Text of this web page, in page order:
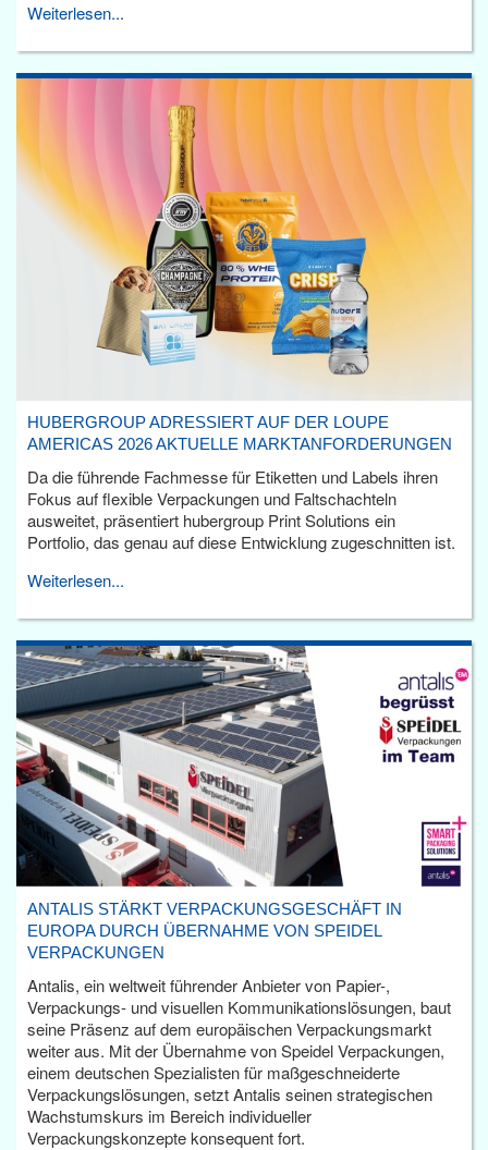
Weiterlesen...
HUBERGROUP ADRESSIERT AUF DER LOUPE
AMERICAS 2026 AKTUELLE MARKTANFORDERUNGEN
Da die führende Fachmesse für Etiketten und Labels ihren
Fokus auf flexible Verpackungen und Faltschachteln
ausweitet, präsentiert hubergroup Print Solutions ein
Portfolio, das genau auf diese Entwicklung zugeschnitten ist.
Weiterlesen...
ANTALIS STÄRKT VERPACKUNGSGESCHÄFT IN
EUROPA DURCH ÜBERNAHME VON SPEIDEL
VERPACKUNGEN
Antalis, ein weltweit führender Anbieter von Papier-,
Verpackungs- und visuellen Kommunikationslösungen, baut
seine Präsenz auf dem europäischen Verpackungsmarkt
weiter aus. Mit der Übernahme von Speidel Verpackungen,
einem deutschen Spezialisten für maßgeschneiderte
Verpackungslösungen, setzt Antalis seinen strategischen
Wachstumskurs im Bereich individueller
Verpackungskonzepte konsequent fort.